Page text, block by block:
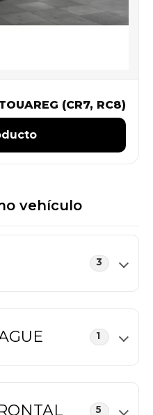
(CR7, RC8)
vehículo
3
1
5